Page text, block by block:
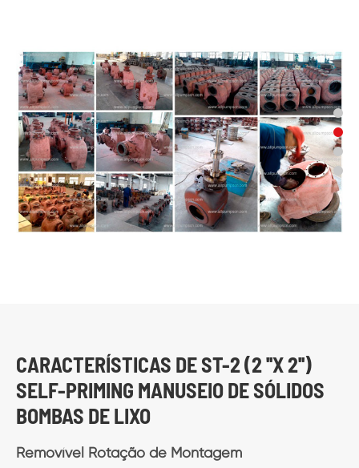
CARACTERÍSTICAS DE ST-2 (2 ''X 2'')
SELF-PRIMING MANUSEIO DE SÓLIDOS
BOMBAS DE LIXO
Removível Rotação de Montagem